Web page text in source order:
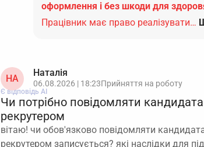
оформлення і без шкоди для
Працівник має право реалізувати…
НА
Наталія
06.08.2026 | 18:23Прийняття на роботу
Є відповідь АІ
Чи потрібно повідомляти
рекрутером
вітаю! чи обов'язково повідомляти
рекрутером записується? які наслідки для